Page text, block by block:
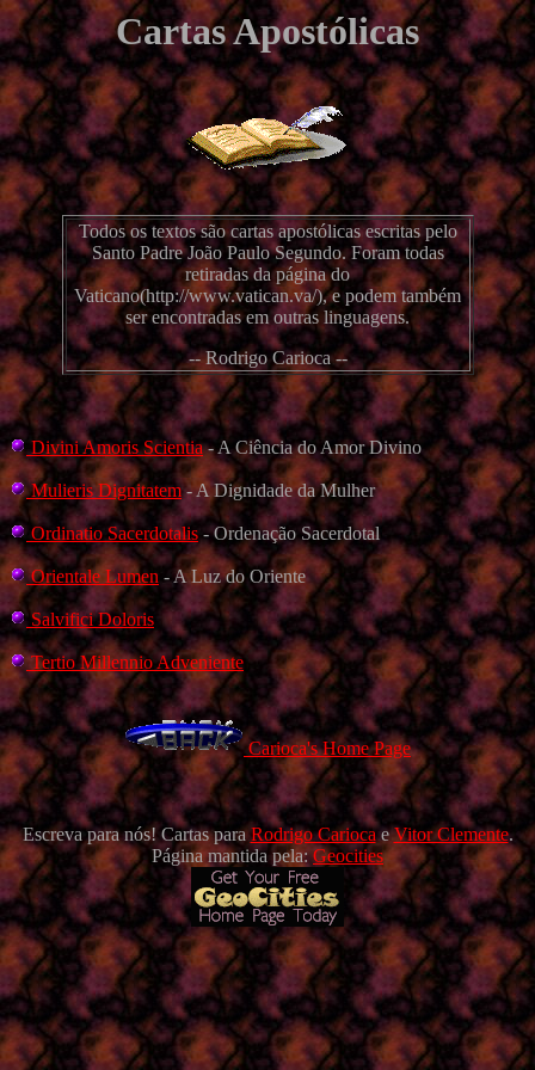
Cartas Apostólicas
Todos os textos são cartas apostólicas escritas pelo
Santo Padre João Paulo Segundo. Foram todas
retiradas da página do
Vaticano(http://www.vatican.va/), e podem também
ser encontradas em outras linguagens.
-- Rodrigo Carioca --
Divini Amoris Scientia- A Ciência do Amor Divino
Mulieris Dignitatem- A Dignidade da Mulher
Ordinatio Sacerdotalis - Ordenação Sacerdotal
Orientale Lumen - A Luz do Oriente
Salvifici Doloris
Tertio Millennio Adveniente
Carioca's Home Page
Escreva para nós! Cartas paraRodrigo CariocaeVitor Clemente.
Página mantida pela:Geocities